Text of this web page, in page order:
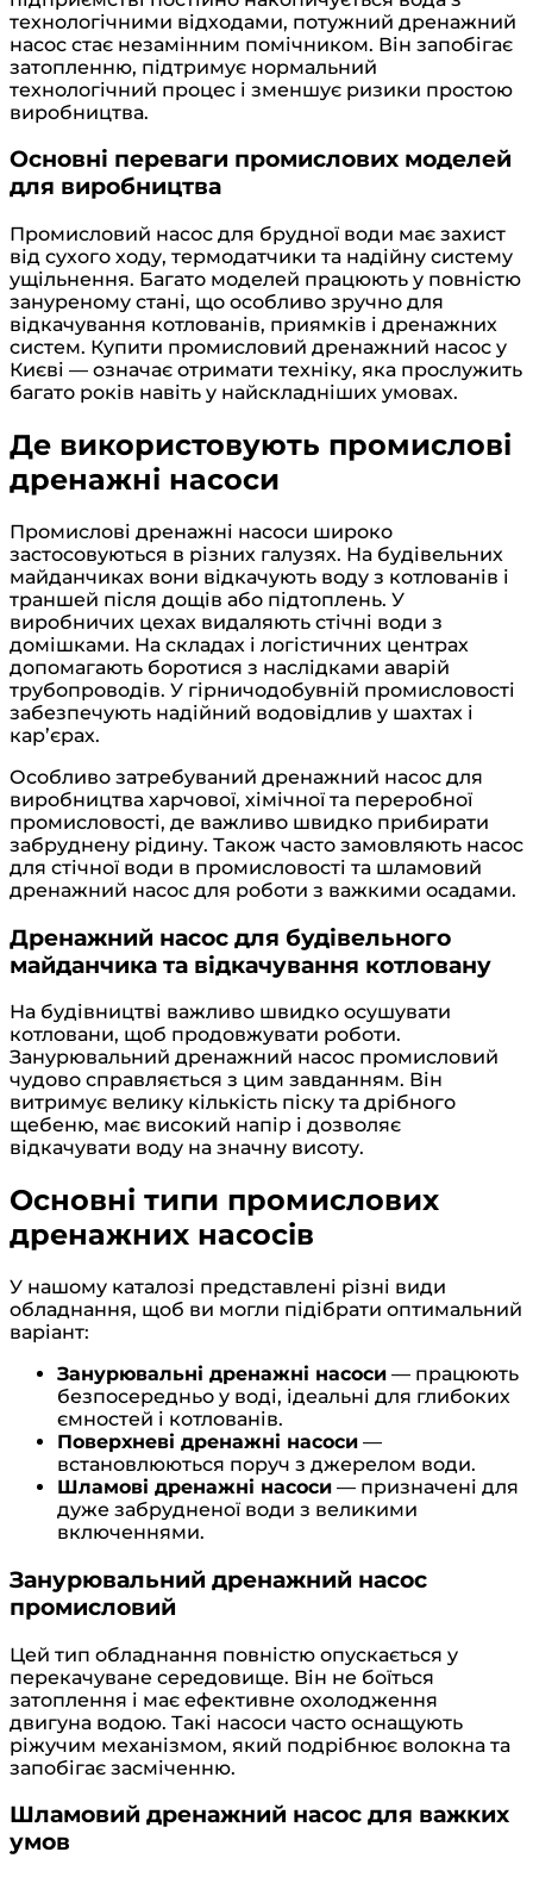
технологічними відходами, потужний дренажний
насос стає незамінним помічником. Він запобігає
затопленню, підтримує нормальний
технологічний процес і зменшує ризики простою
виробництва.
Основні переваги промислових моделей
для виробництва
Промисловий насос для брудної води має захист
від сухого ходу, термодатчики та надійну систему
ущільнення. Багато моделей працюють у повністю
зануреному стані, що особливо зручно для
відкачування котлованів, приямків і дренажних
систем. Купити промисловий дренажний насос у
Києві — означає отримати техніку, яка прослужить
багато років навіть у найскладніших умовах.
Де використовують промислові
дренажні насоси
Промислові дренажні насоси широко
застосовуються в різних галузях. На будівельних
майданчиках вони відкачують воду з котлованів і
траншей після дощів або підтоплень. У
виробничих цехах видаляють стічні води з
домішками. На складах і логістичних центрах
допомагають боротися з наслідками аварій
трубопроводів. У гірничодобувній промисловості
забезпечують надійний водовідлив у шахтах і
кар’єрах.
Особливо затребуваний дренажний насос для
виробництва харчової, хімічної та переробної
промисловості, де важливо швидко прибирати
забруднену рідину. Також часто замовляють насос
для стічної води в промисловості та шламовий
дренажний насос для роботи з важкими осадами.
Дренажний насос для будівельного
майданчика та відкачування котловану
На будівництві важливо швидко осушувати
котловани, щоб продовжувати роботи.
Занурювальний дренажний насос промисловий
чудово справляється з цим завданням. Він
витримує велику кількість піску та дрібного
щебеню, має високий напір і дозволяє
відкачувати воду на значну висоту.
Основні типи промислових
дренажних насосів
У нашому каталозі представлені різні види
обладнання, щоб ви могли підібрати оптимальний
варіант:
Занурювальні дренажні насоси — працюють
безпосередньо у воді, ідеальні для глибоких
ємностей і котлованів.
Поверхневі дренажні насоси —
встановлюються поруч з джерелом води.
Шламові дренажні насоси — призначені для
дуже забрудненої води з великими
включеннями.
Занурювальний дренажний насос
промисловий
Цей тип обладнання повністю опускається у
перекачуване середовище. Він не боїться
затоплення і має ефективне охолодження
двигуна водою. Такі насоси часто оснащують
ріжучим механізмом, який подрібнює волокна та
запобігає засміченню.
Шламовий дренажний насос для важких
умов